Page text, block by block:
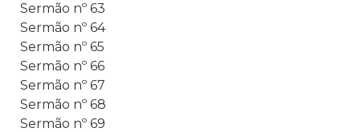
Sermão nº 63
Sermão nº 64
Sermão nº 65
Sermão nº 66
Sermão nº 67
Sermão nº 68
Sermão nº 69